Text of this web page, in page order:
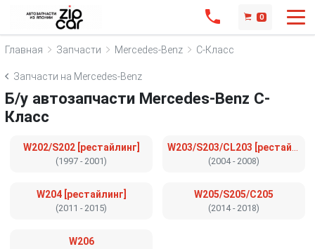
0
Главная Запчасти Mercedes-Benz C-Класс
Запчасти на Mercedes-Benz
Б/у автозапчасти Mercedes-Benz C-
Класс
W202/S202 [рестайлинг]
(1997 - 2001) (2004 - 2008)
W204 [рестайлинг]
(2011 - 2015)
W205/S205/C205
(2014 - 2018)
W206